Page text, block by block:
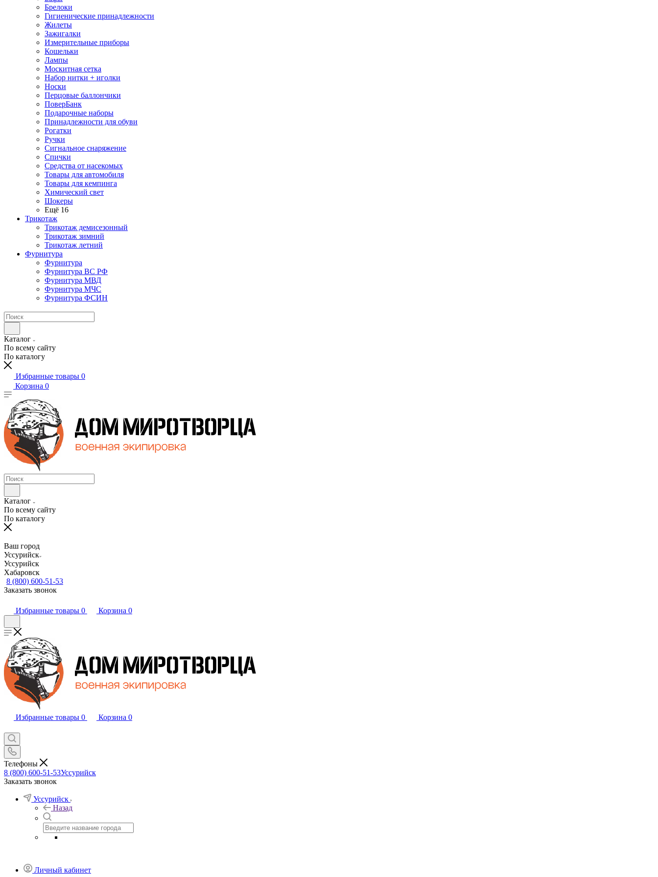
Брелоки
Гигиенические принадлежности
Жилеты
Зажигалки
Измерительные приборы
Кошельки
Лампы
Москитная сетка
Набор нитки + иголки
Носки
Перцовые баллончики
ПоверБанк
Подарочные наборы
Принадлежности для обуви
Рогатки
Ручки
Сигнальное снаряжение
Спички
Средства от насекомых
Товары для автомобиля
Товары для кемпинга
Химический свет
Шокеры
Ещё 16
Трикотаж
Трикотаж демисезонный
Трикотаж зимний
Трикотаж летний
Фурнитура
Фурнитура
Фурнитура ВС РФ
Фурнитура МВД
Фурнитура МЧС
Фурнитура ФСИН
Каталог
По всему сайту
По каталогу
Избранные товары 0
Корзина 0
Каталог
По всему сайту
По каталогу
Ваш город
Уссурийск
Уссурийск
Хабаровск
8 (800) 600-51-53
Заказать звонок
Избранные товары 0 Корзина 0
Избранные товары 0 Корзина 0
Телефоны
8 (800) 600-51-53Уссурийск
Заказать звонок
Уссурийск
Назад
Личный кабинет